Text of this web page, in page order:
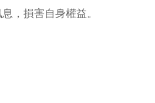
，損害自身權益。